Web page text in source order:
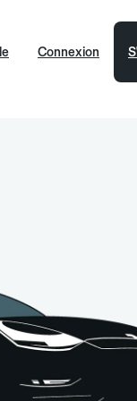
Connexion